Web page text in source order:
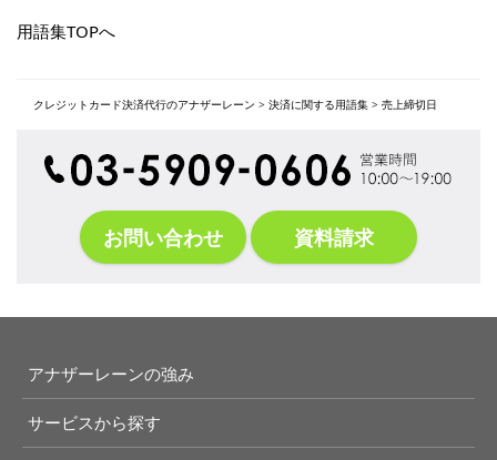
用語集TOPへ
クレジットカード決済代行のアナザーレーン > 決済に関する用語集 > 売上締切日
お問い合わせ 資料請求
アナザーレーンの強み
サービスから探す